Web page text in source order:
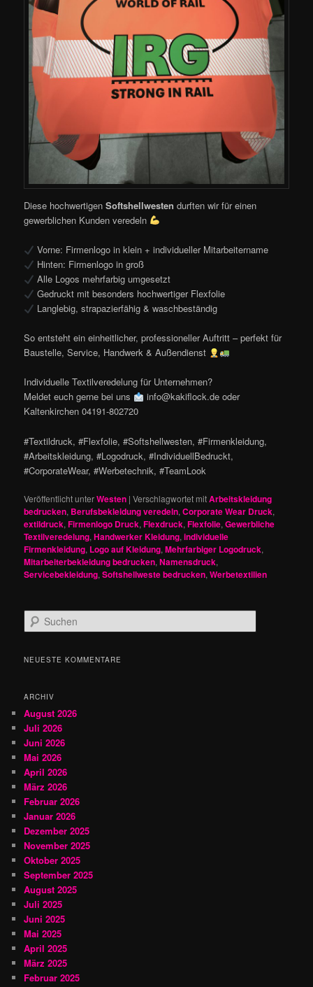
Diese hochwertigenSoftshellwesten durften wir für einen
gewerblichen Kunden veredeln
Vorne: Firmenlogo in klein + individueller Mitarbeitername
Hinten: Firmenlogo in groß
Alle Logos mehrfarbig umgesetzt
Gedruckt mit besonders hochwertiger Flexfolie
Langlebig, strapazierfähig & waschbeständig
So entsteht ein einheitlicher, professioneller Auftritt – perfekt für
Baustelle, Service, Handwerk & Außendienst
Individuelle Textilveredelung für Unternehmen?
Meldet euch gerne bei uns
info@kakiflock.de oder
Kaltenkirchen 04191-802720
#Textildruck, #Flexfolie, #Softshellwesten, #Firmenkleidung,
#Arbeitskleidung, #Logodruck, #IndividuellBedruckt,
#CorporateWear, #Werbetechnik, #TeamLook
Veröffentlicht unterWesten |Verschlagwortet mitArbeitskleidung
bedrucken, Berufsbekleidung veredeln,Corporate Wear Druck,
extildruck,Firmenlogo Druck,Flexdruck,Flexfolie,Gewerbliche
Textilveredelung,Handwerker Kleidung,individuelle
Firmenkleidung, Logo auf Kleidung,Mehrfarbiger Logodruck,
Mitarbeiterbekleidung bedrucken,Namensdruck,
Servicebekleidung,Softshellweste bedrucken,Werbetextilien
u
h
NEUESTE KOMMENTARE
ARCHIV
August 2026
Juli 2026
Juni 2026
Mai 2026
April 2026
März 2026
Februar 2026
Januar 2026
Dezember 2025
November 2025
Oktober 2025
September 2025
August 2025
Juli 2025
Juni 2025
Mai 2025
April 2025
März 2025
Februar 2025